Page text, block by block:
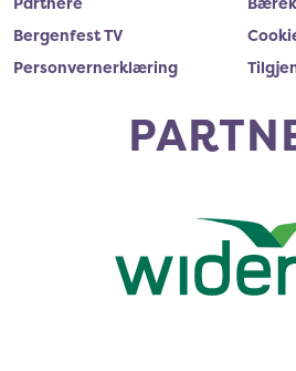
Bergenfest TV
Personvernerklæring